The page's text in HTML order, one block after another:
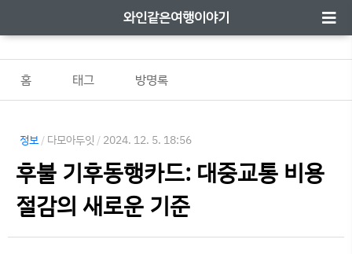
와인같은여행이야기
홈 태그 방명록
정보 / 다모아두잇 / 2024. 12. 5. 18:56
후불 기후동행카드: 대중교통 비용
절감의 새로운 기준